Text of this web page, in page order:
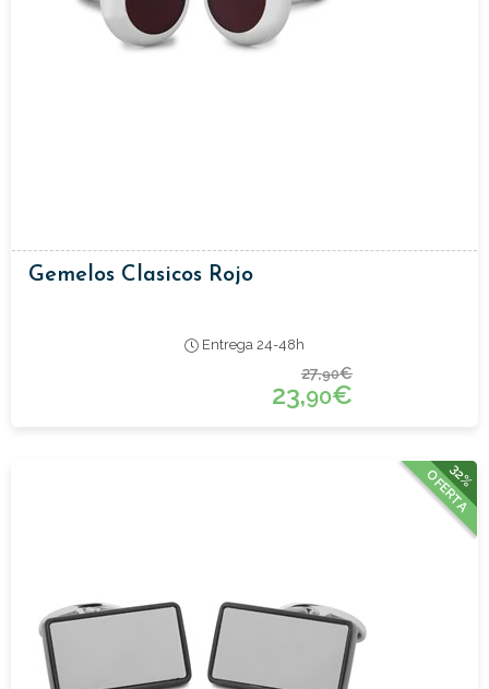
Gemelos Clasicos Rojo
Entrega 24-48h
27,90€
23,90€
32%
OFERTA